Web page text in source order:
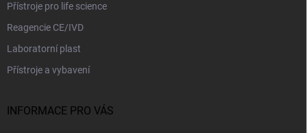
Přístroje pro life science
Reagencie CE/IVD
Laboratorní plast
Přístroje a vybavení
INFORMACE PRO VÁS